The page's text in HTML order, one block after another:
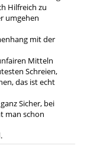
Hilfreich zu
umgehen
mit der
Mitteln
Schreien,
das ist echt
Sicher, bei
man schon